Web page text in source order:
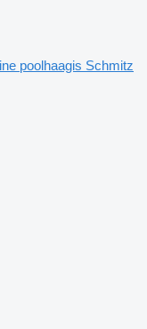
poolhaagis Schmitz